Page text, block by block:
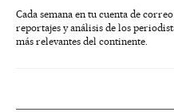
Cada semana en tu cuenta de
reportajes y análisis de los
más relevantes del continente.